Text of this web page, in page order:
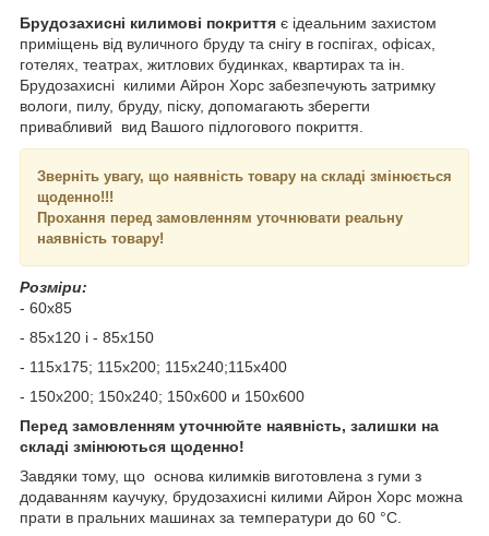
Брудозахисні килимові покриття є ідеальним захистом
приміщень від вуличного бруду та снігу в госпігах, офісах,
готелях, театрах, житлових будинках, квартирах та ін.
Брудозахисні килими Айрон Хорс забезпечують затримку
вологи, пилу, бруду, піску, допомагають зберегти
привабливий вид Вашого підлогового покриття.
Зверніть увагу, що наявність товару на складі змінюється
щоденно!!!
Прохання перед замовленням уточнювати реальну
наявність товару!
Розміри:
- 60х85
- 85х120 і - 85х150
- 115х175; 115х200; 115х240;115х400
- 150х200; 150х240; 150х600 и 150х600
Перед замовленням уточнюйте наявність, залишки на
складі змінюються щоденно!
Завдяки тому, що основа килимків виготовлена з гуми з
додаванням каучуку, брудозахисні килими Айрон Хорс можна
прати в пральних машинах за температури до 60 °C.